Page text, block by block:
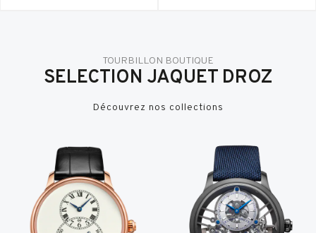
TOURBILLON BOUTIQUE
SELECTION JAQUET DROZ
Découvrez nos collections